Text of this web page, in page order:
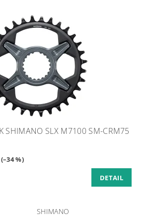
SHIMANO SLX M7100 SM-CRM75
%)
DETAIL
SHIMANO